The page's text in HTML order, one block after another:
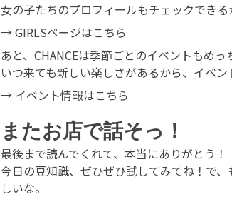
女の子たちのプロフィールもチェックでき
→GIRLSページはこちら
あと、CHANCEは季節ごとのイベントもめ
いつ来ても新しい楽しさがあるから、イベン
→ イベント情報はこちら
またお店で話そっ！
最後まで読んでくれて、本当にありがとう！
今日の豆知識、ぜひぜひ試してみてね！で
しいな。